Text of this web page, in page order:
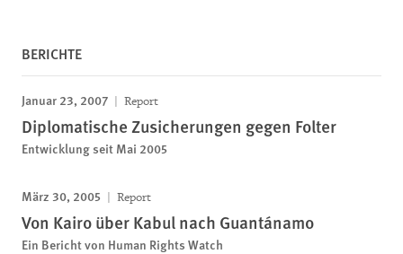
BERICHTE
Januar 23, 2007 Report
Diplomatische Zusicherungen gegen Folter
Entwicklung seit Mai 2005
März 30, 2005 Report
Von Kairo über Kabul nach Guantánamo
Ein Bericht von Human Rights Watch